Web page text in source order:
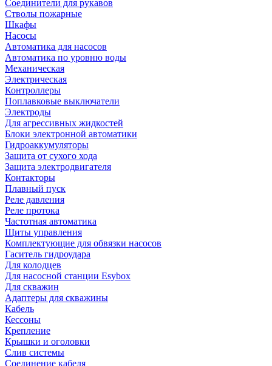
Соединители для рукавов
Стволы пожарные
Шкафы
Насосы
Автоматика для насосов
Автоматика по уровню воды
Механическая
Электрическая
Контроллеры
Поплавковые выключатели
Электроды
Для агрессивных жидкостей
Блоки электронной автоматики
Гидроаккумуляторы
Защита от сухого хода
Защита электродвигателя
Контакторы
Плавный пуск
Реле давления
Реле протока
Частотная автоматика
Щиты управления
Комплектующие для обвязки насосов
Гаситель гидроудара
Для колодцев
Для насосной станции Esybox
Для скважин
Адаптеры для скважины
Кабель
Кессоны
Крепление
Крышки и оголовки
Слив системы
Соединение кабеля